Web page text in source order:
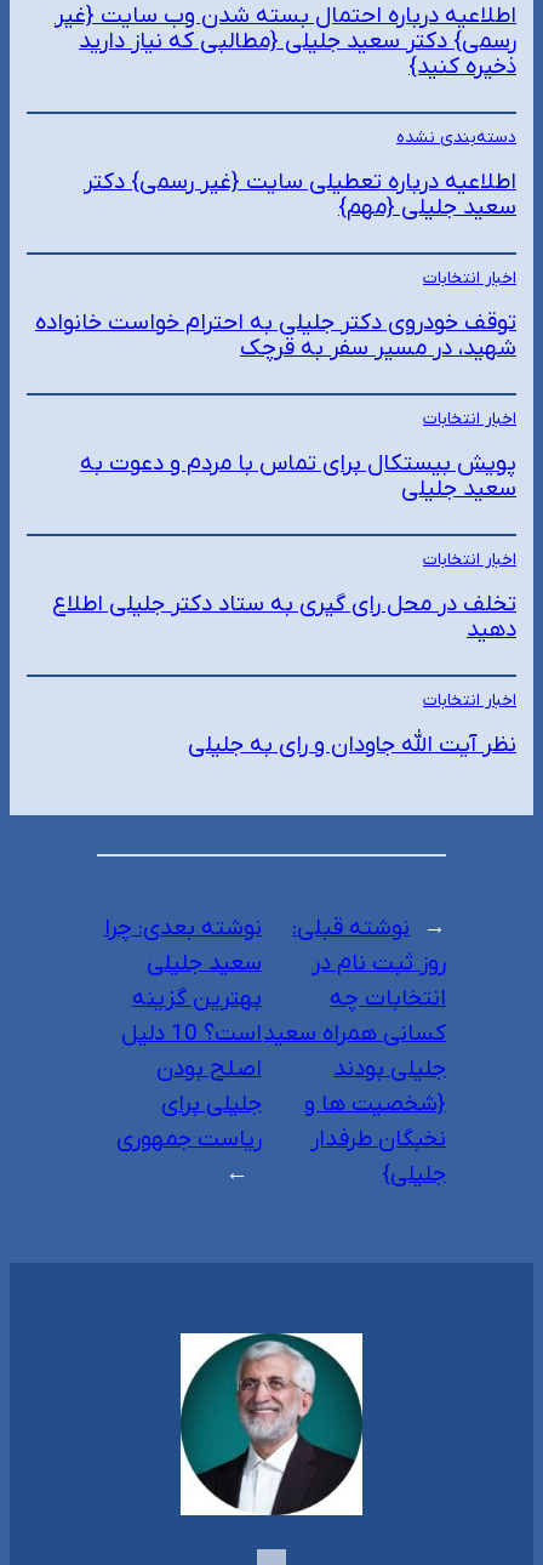
اطلاعیه درباره احتمال بسته شدن وب سایت {غیر
رسمی} دکتر سعید جلیلی {مطالبی که نیاز دارید
ذخیره کنید}
دسته‌بندی نشده
اطلاعیه درباره تعطیلی سایت {غیر رسمی} دکتر
سعید جلیلی {مهم}
اخبار انتخابات
توقف خودروی دکتر جلیلی به احترام خواست خانواده
شهید، در مسیر سفر به قرچک
اخبار انتخابات
پویش بیستکال برای تماس با مردم و دعوت به
سعید جلیلی
اخبار انتخابات
تخلف در محل رای گیری به ستاد دکتر جلیلی اطلاع
دهید
اخبار انتخابات
نظر آیت الله جاودان و رای به جلیلی
← نوشته قبلی:
روز ثبت نام در
انتخابات چه
کسانی همراه سعید
جلیلی بودند
{شخصیت ها و
نخبگان طرفدار
جلیلی}
نوشته بعدی:چرا
سعید جلیلی
بهترین گزینه
است؟ 10 دلیل
اصلح بودن
جلیلی برای
ریاست جمهوری
→